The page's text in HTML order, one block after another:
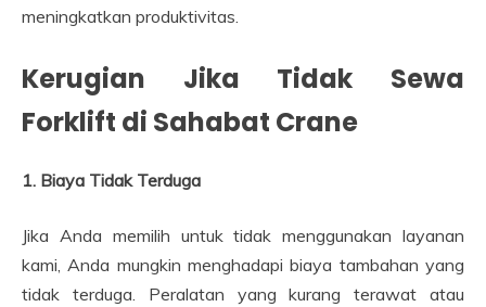
meningkatkan produktivitas.
Kerugian Jika Tidak Sewa
Forklift di Sahabat Crane
1. Biaya Tidak Terduga
Jika Anda memilih untuk tidak menggunakan layanan
kami, Anda mungkin menghadapi biaya tambahan yang
tidak terduga. Peralatan yang kurang terawat atau